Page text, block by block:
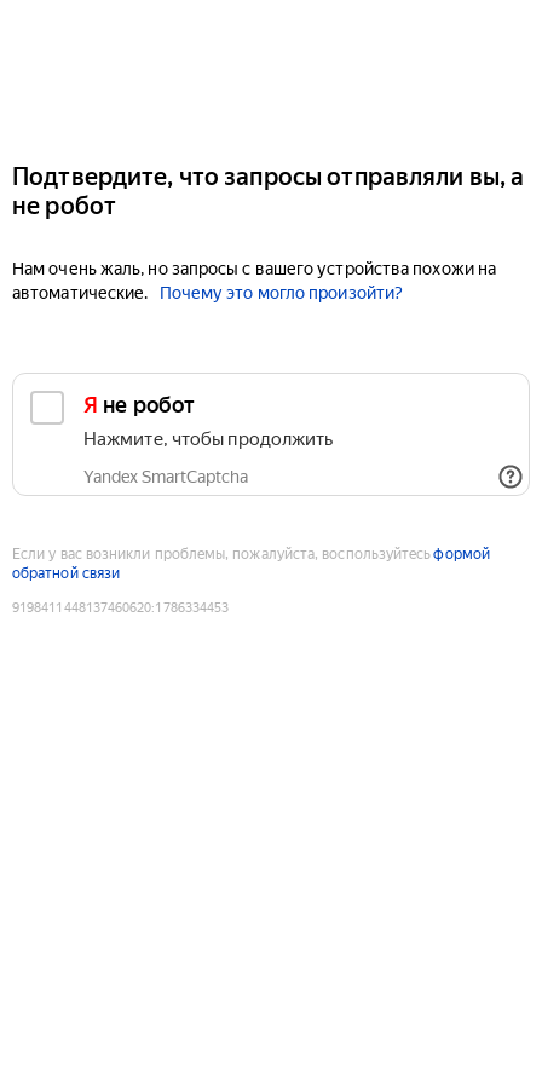
Подтвердите, что запросы отправляли вы, а
не робот
Нам очень жаль, но запросы с вашего устройства похожи на
автоматические.
Почему это могло произойти?
Я не робот
Нажмите, чтобы продолжить
Yandex SmartCaptcha
Если у вас возникли проблемы, пожалуйста, воспользуйтесьформой
обратной связи
9198411448137460620:1786334453